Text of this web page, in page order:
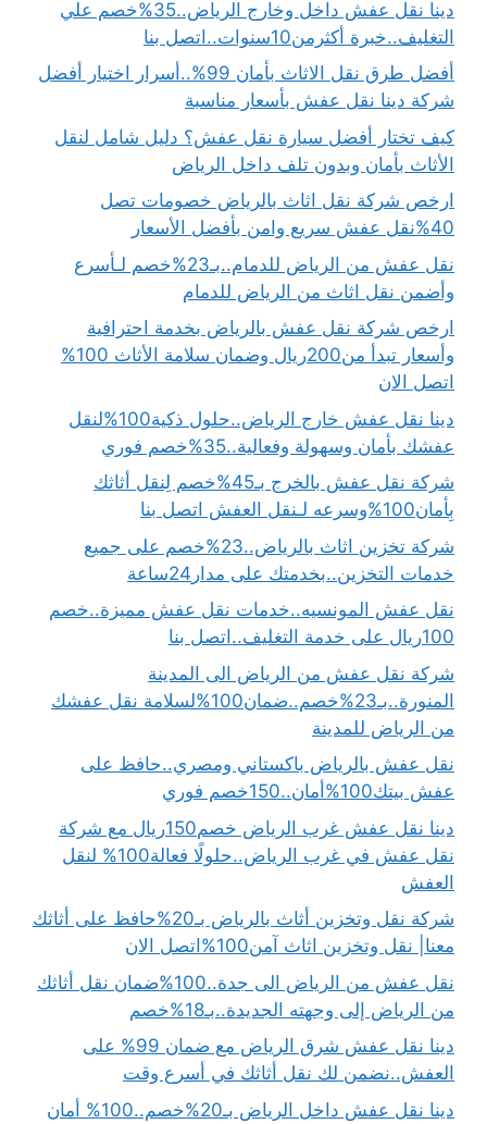
دينا نقل عفش داخل وخارج الرياض..35%خصم علي
التغليف..خبرة أكثرمن10سنوات..اتصل بنا
أفضل طرق نقل الاثاث بأمان 99%..أسرار اختيار أفضل
شركة دينا نقل عفش بأسعار مناسبة
كيف تختار أفضل سيارة نقل عفش؟ دليل شامل لنقل
الأثاث بأمان وبدون تلف داخل الرياض
ارخص شركة نقل اثاث بالرياض خصومات تصل
40%نقل عفش سريع وامن بأفضل الأسعار
نقل عفش من الرياض للدمام..بـ23%خصم لـأسرع
وأضمن نقل اثاث من الرياض للدمام
ارخص شركة نقل عفش بالرياض بخدمة احترافية
وأسعار تبدأ من200ريال وضمان سلامة الأثاث 100%
اتصل الان
دينا نقل عفش خارج الرياض..حلول ذكية100%لنقل
عفشك بأمان وسهولة وفعالية..35%خصم فوري
شركة نقل عفش بالخرج بـ45%خصم لِنقل أثاثك
بِأمان100%وسرعه لـنقل العفش اتصل بنا
شركة تخزين اثاث بالرياض..23%خصم على جميع
خدمات التخزين..بخدمتك على مدار24ساعة
نقل عفش المونسيه..خدمات نقل عفش مميزة..خصم
100ريال على خدمة التغليف..اتصل بنا
شركة نقل عفش من الرياض الى المدينة
المنورة..بـ23%خصم..ضمان100%لسلامة نقل عفشك
من الرياض للمدينة
نقل عفش بالرياض باكستاني ومصري..حافظ على
عفش بيتك100%أمان..150خصم فوري
دينا نقل عفش غرب الرياض خصم150ريال مع شركة
نقل عفش في غرب الرياض..حلولًا فعالة100% لنقل
العفش
شركة نقل وتخزين أثاث بالرياض بـ20%حافظ على أثاثك
معنا| نقل وتخزين اثاث آمن100%اتصل الان
نقل عفش من الرياض الى جدة..100%ضمان نقل أثاثك
من الرياض إلى وجهته الجديدة..بـ18%خصم
دينا نقل عفش شرق الرياض مع ضمان 99% على
العفش..نضمن لك نقل أثاثك في أسرع وقت
دينا نقل عفش داخل الرياض بـ20%خصم..100% أمان